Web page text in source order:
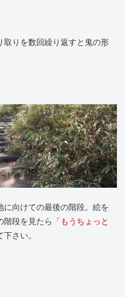
取りを数回繰り返すと鬼の形
に向けての最後の階段。絵を
階段を見たら
「もうちょっと
さい。